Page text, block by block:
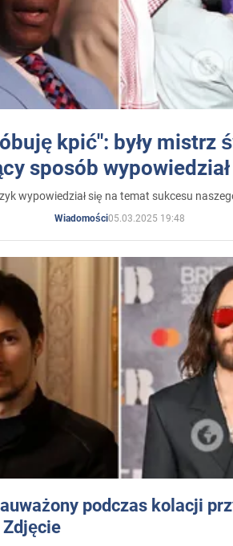
kpić": były mistrz
sposób
wypowiedział się na temat sukcesu
Wiadomości05.03.2025 19:48
podczas kolacji